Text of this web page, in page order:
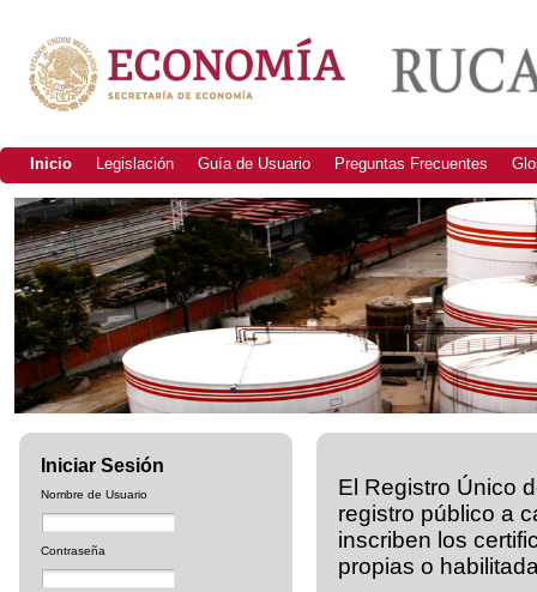
Inicio Legislación Guía de Usuario Preguntas Frecuentes
Iniciar Sesión
Nombre de Usuario
Contraseña
El Registro Único
registro público a
inscriben los
propias o